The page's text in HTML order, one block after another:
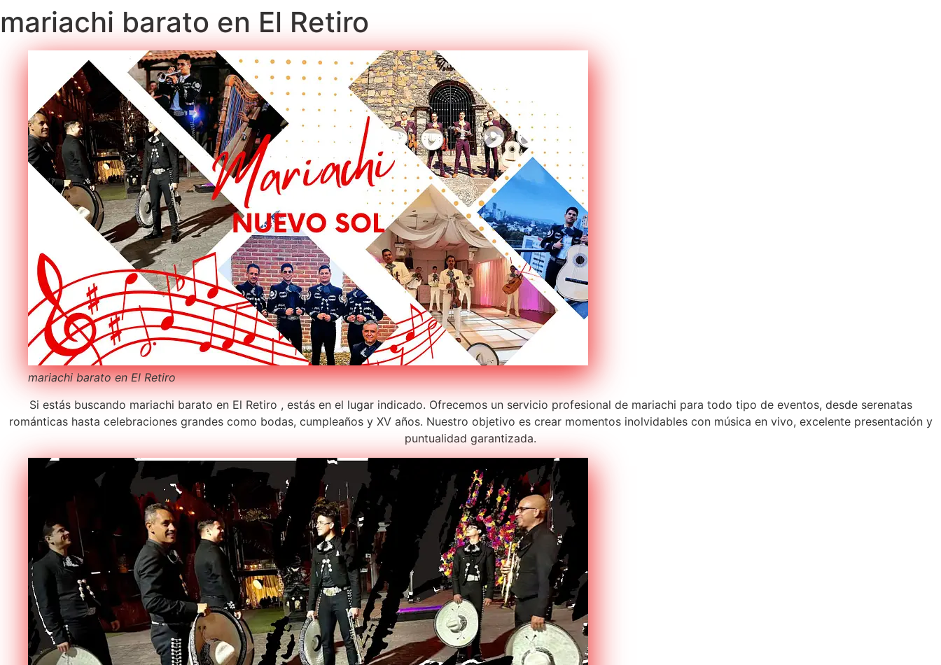
mariachi barato en El Retiro
mariachi barato en El Retiro
Si estás buscando mariachi barato en El Retiro , estás en el lugar indicado. Ofrecemos un servicio profesional de mariachi para todo tipo de eventos, desde serenatas
románticas hasta celebraciones grandes como bodas, cumpleaños y XV años. Nuestro objetivo es crear momentos inolvidables con música en vivo, excelente presentación y
puntualidad garantizada.